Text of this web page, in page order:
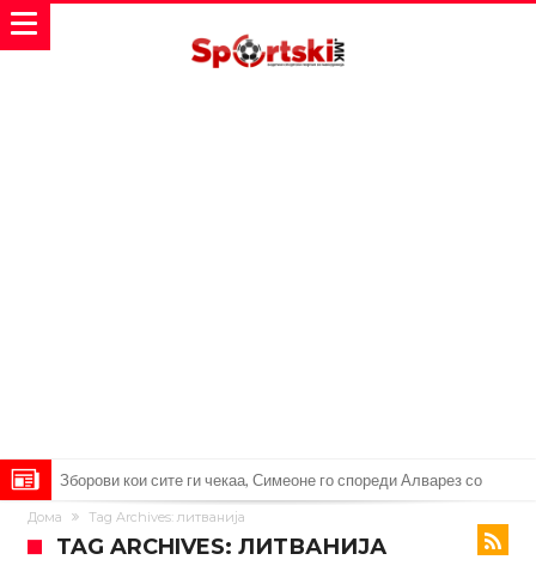
Реал Мадрид ја прекинува потрагата по нов играч за врска
Мекгрегор успешно опериран: Коленото е средено, се враќам
Ханси Флик не жали долго за Араухо, туку брзо најде замена во
Дома Tag Archives: литванија
TAG ARCHIVES: ЛИТВАНИЈА